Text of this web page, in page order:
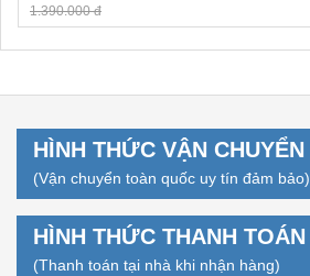
1.390.000 đ
HÌNH THỨC VẬN CHUYỂN
(Vận chuyển toàn quốc uy tín đảm bảo)
HÌNH THỨC THANH TOÁN
(Thanh toán tại nhà khi nhận hàng)